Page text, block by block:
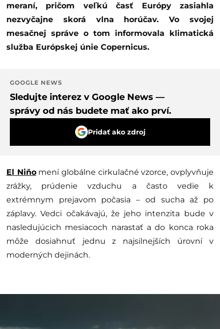
meraní, pričom veľkú časť Európy zasiahla
nezvyčajne skorá vlna horúčav. Vo svojej
mesačnej správe o tom informovala klimatická
služba Európskej únie Copernicus.
GOOGLE NEWS
Sledujte interez v Google News —
správy od nás budete mať ako prví.
Pridať ako zdroj
El Niňomení globálne cirkulačné vzorce, ovplyvňuje
zrážky, prúdenie vzduchu a často vedie k
extrémnym prejavom počasia – od sucha až po
záplavy. Vedci očakávajú, že jeho intenzita bude v
nasledujúcich mesiacoch narastať a do konca roka
môže dosiahnuť jednu z najsilnejších úrovní v
moderných dejinách.